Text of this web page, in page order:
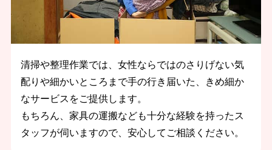
清掃や整理作業では、女性ならではのさりげない気
配りや細かいところまで手の行き届いた、きめ細か
なサービスをご提供します。
もちろん、家具の運搬なども十分な経験を持ったス
タッフが伺いますので、安心してご相談ください。